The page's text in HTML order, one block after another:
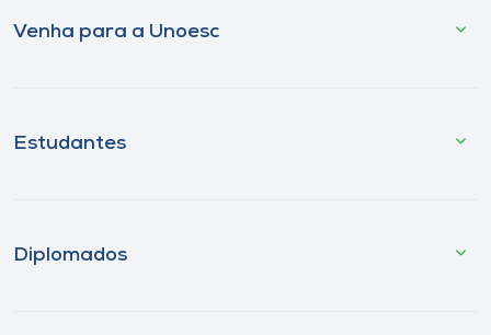
Venha para a Unoesc
Estudantes
Diplomados